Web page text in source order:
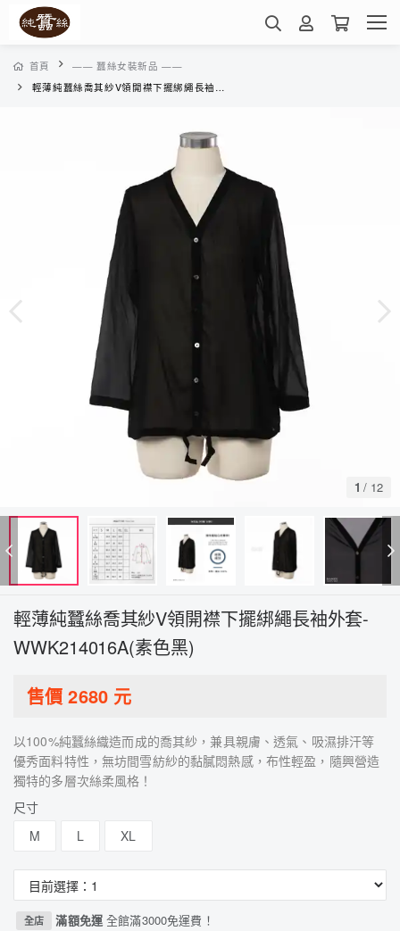
首頁
—— 蠶絲女裝新品 ——
輕薄純蠶絲喬其紗V領開襟下擺綁繩長袖外套-WWK214016A(素色黑)
1 / 12
輕薄純蠶絲喬其紗V領開襟下擺綁繩長袖外套-
WWK214016A(素色黑)
售價2680元
以100%純蠶絲織造而成的喬其紗，兼具親膚、透氣、吸濕排汗等
優秀面料特性，無坊間雪紡紗的黏膩悶熱感，布性輕盈，隨興營造
獨特的多層次絲柔風格！
尺寸
M
L XL
全店 滿額免運全館滿3000免運費！